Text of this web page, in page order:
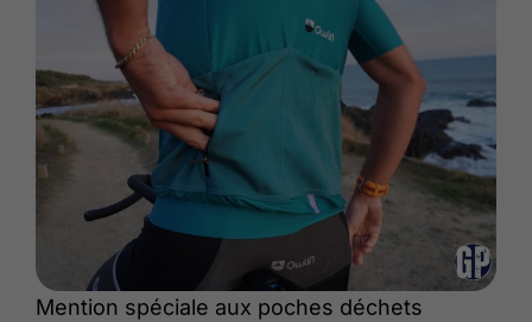
Mention spéciale aux poches déchets